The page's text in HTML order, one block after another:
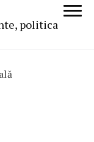
politica